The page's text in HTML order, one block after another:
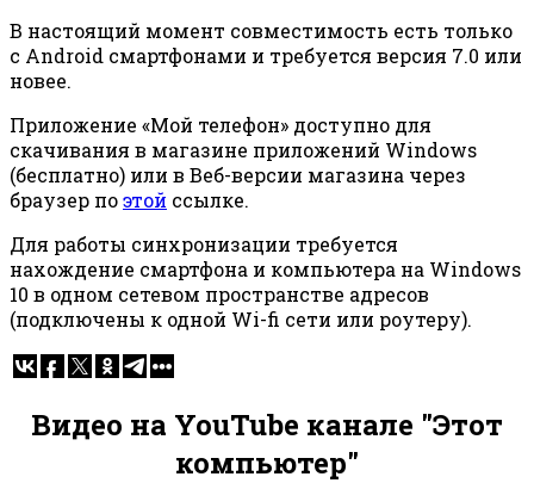
В настоящий момент совместимость есть только
с Android смартфонами и требуется версия 7.0 или
новее.
Приложение «Мой телефон» доступно для
скачивания в магазине приложений Windows
(бесплатно) или в Веб-версии магазина через
браузер поэтой ссылке.
Для работы синхронизации требуется
нахождение смартфона и компьютера на Windows
10 в одном сетевом пространстве адресов
(подключены к одной Wi-fi сети или роутеру).
Видео на YouTube канале "Этот
компьютер"